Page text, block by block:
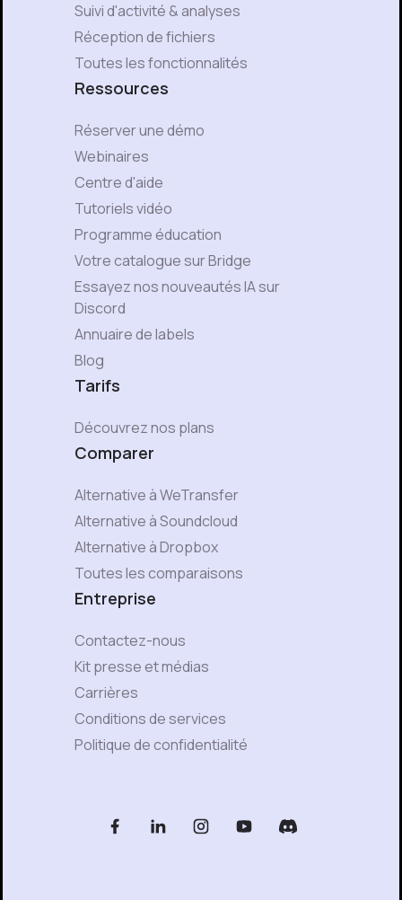
Suivi d'activité & analyses
Réception de fichiers
Toutes les fonctionnalités
Ressources
Réserver une démo
Webinaires
Centre d'aide
Tutoriels vidéo
Programme éducation
Votre catalogue sur Bridge
Essayez nos nouveautés IA sur
Discord
Annuaire de labels
Blog
Tarifs
Découvrez nos plans
Comparer
Alternative à WeTransfer
Alternative à Soundcloud
Alternative à Dropbox
Toutes les comparaisons
Entreprise
Contactez-nous
Kit presse et médias
Carrières
Conditions de services
Politique de confidentialité